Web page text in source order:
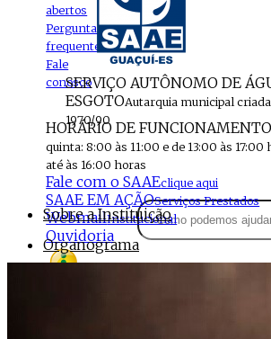
abertos
Perguntas
frequentes
Fale
conosco
SERVIÇO AUTÔNOMO DE
ESGOTOAutarquia municipal
1970/90
HORÁRIO DE
quinta: 8:00 às 11:00 e de 13:00 às 17:00
até às 16:00 horas
Fale com o SAAEclique aqui
SAAE EM AÇÃOServiços Prestados
WebmailInstitucional
Ouvidoria
Sobre a Instituição
Organograma